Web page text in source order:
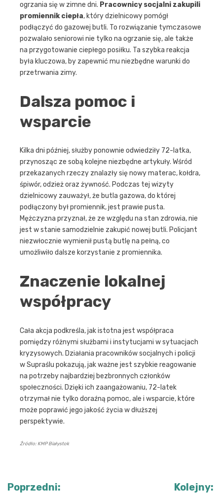
ogrzania się w zimne dni. Pracownicy socjalni zakupili
promiennik ciepła, który dzielnicowy pomógł
podłączyć do gazowej butli. To rozwiązanie tymczasowe
pozwalało seniorowi nie tylko na ogrzanie się, ale także
na przygotowanie ciepłego posiłku. Ta szybka reakcja
była kluczowa, by zapewnić mu niezbędne warunki do
przetrwania zimy.
Dalsza pomoc i
wsparcie
Kilka dni później, służby ponownie odwiedziły 72-latka,
przynosząc ze sobą kolejne niezbędne artykuły. Wśród
przekazanych rzeczy znalazły się nowy materac, kołdra,
śpiwór, odzież oraz żywność. Podczas tej wizyty
dzielnicowy zauważył, że butla gazowa, do której
podłączony był promiennik, jest prawie pusta.
Mężczyzna przyznał, że ze względu na stan zdrowia, nie
jest w stanie samodzielnie zakupić nowej butli. Policjant
niezwłocznie wymienił pustą butlę na pełną, co
umożliwiło dalsze korzystanie z promiennika.
Znaczenie lokalnej
współpracy
Cała akcja podkreśla, jak istotna jest współpraca
pomiędzy różnymi służbami i instytucjami w sytuacjach
kryzysowych. Działania pracowników socjalnych i policji
w Supraślu pokazują, jak ważne jest szybkie reagowanie
na potrzeby najbardziej bezbronnych członków
społeczności. Dzięki ich zaangażowaniu, 72-latek
otrzymał nie tylko doraźną pomoc, ale i wsparcie, które
może poprawić jego jakość życia w dłuższej
perspektywie.
Źródło: KMP Białystok
Nawigacja
Poprzedni: Kolejny: